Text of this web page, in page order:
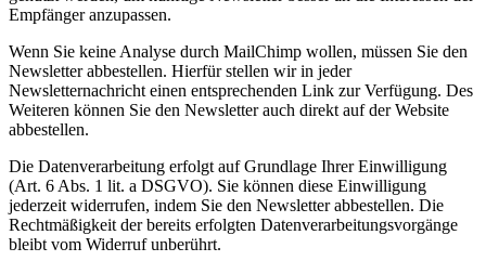
Empfänger anzupassen.
Wenn Sie keine Analyse durch MailChimp wollen, müssen Sie den
Newsletter abbestellen. Hierfür stellen wir in jeder
Newsletternachricht einen entsprechenden Link zur Verfügung. Des
Weiteren können Sie den Newsletter auch direkt auf der Website
abbestellen.
Die Datenverarbeitung erfolgt auf Grundlage Ihrer Einwilligung
(Art. 6 Abs. 1 lit. a DSGVO). Sie können diese Einwilligung
jederzeit widerrufen, indem Sie den Newsletter abbestellen. Die
Rechtmäßigkeit der bereits erfolgten Datenverarbeitungsvorgänge
bleibt vom Widerruf unberührt.